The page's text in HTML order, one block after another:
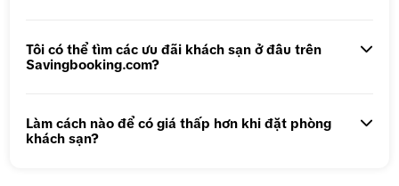
Tôi có thể tìm các ưu đãi khách sạn ở đâu trên
Savingbooking.com?
Làm cách nào để có giá thấp hơn khi đặt phòng
khách sạn?